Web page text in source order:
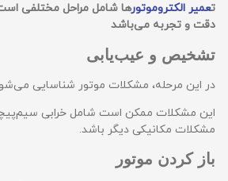
تعمیر الکتروموتورها شامل مراحل مختلفی
دقت و تجربه می‌باشد
تشخیص و عیب‌یابی
در این مرحله، مشکلات موتور شناسایی
این مشکلات ممکن است شامل خرابی
مشکلات مکانیکی دیگر باشد.
باز کردن موتور